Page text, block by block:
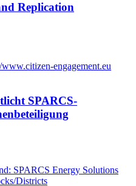
Replication
SPARCS-